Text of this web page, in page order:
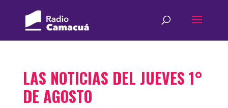
LAS NOTICIAS DEL JUEVES 1°
DE AGOSTO